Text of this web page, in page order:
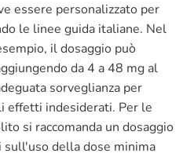
essere personalizzato per
le linee guida italiane. Nel
il dosaggio può
da 4 a 48 mg al
sorveglianza per
effetti indesiderati. Per le
si raccomanda un dosaggio
sull'uso della dose minima